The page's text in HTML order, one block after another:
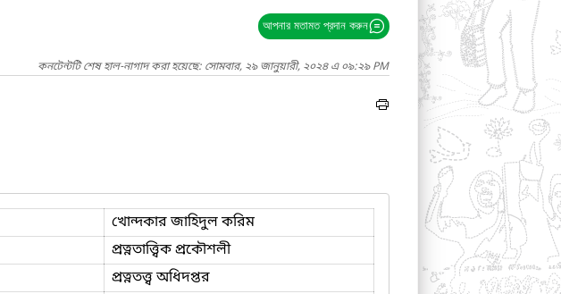
আপনার মতামত প্রদান করুন
কনটেন্টটি শেষ হাল-নাগাদ করা হয়েছে: সোমবার, ২৯ জানুয়ারী, ২০২৪ এ ০৯:২৯ PM
খোন্দকার জাহিদুল করিম
প্রত্নতাত্ত্বিক প্রকৌশলী
প্রত্নতত্ত্ব অধিদপ্তর